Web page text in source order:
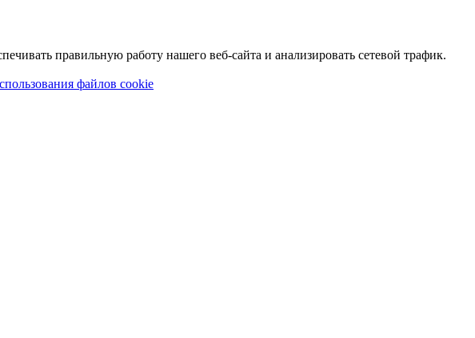
правильную работу нашего веб-сайта и анализировать сетевой трафик.
файлов cookie